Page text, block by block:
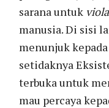
sarana untuk
manusia. Di sisi
menunjuk
setidaknya
terbuka untuk
mau percaya